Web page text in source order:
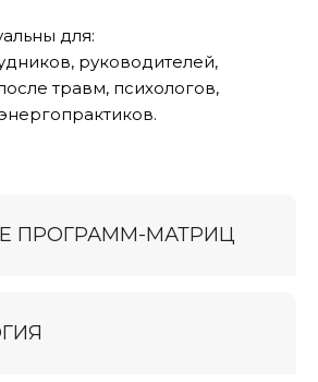
для:
руководителей,
травм, психологов,
ПРОГРАММ-МАТРИЦ